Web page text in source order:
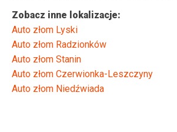
Zobacz inne lokalizacje:
Auto złom Lyski
Auto złom Radzionków
Auto złom Stanin
Auto złom Czerwionka-Leszczyny
Auto złom Niedźwiada